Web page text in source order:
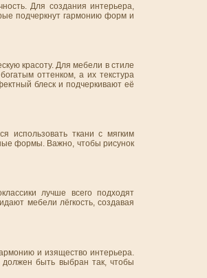
Для создания интерьера,
подчеркнут гармонию форм и
красоту. Для мебели в стиле
оттенком, а их текстура
блеск и подчеркивают её
использовать ткани с мягким
формы. Важно, чтобы рисунок
лучше всего подходят
мебели лёгкость, создавая
и изящество интерьера.
должен быть выбран так, чтобы